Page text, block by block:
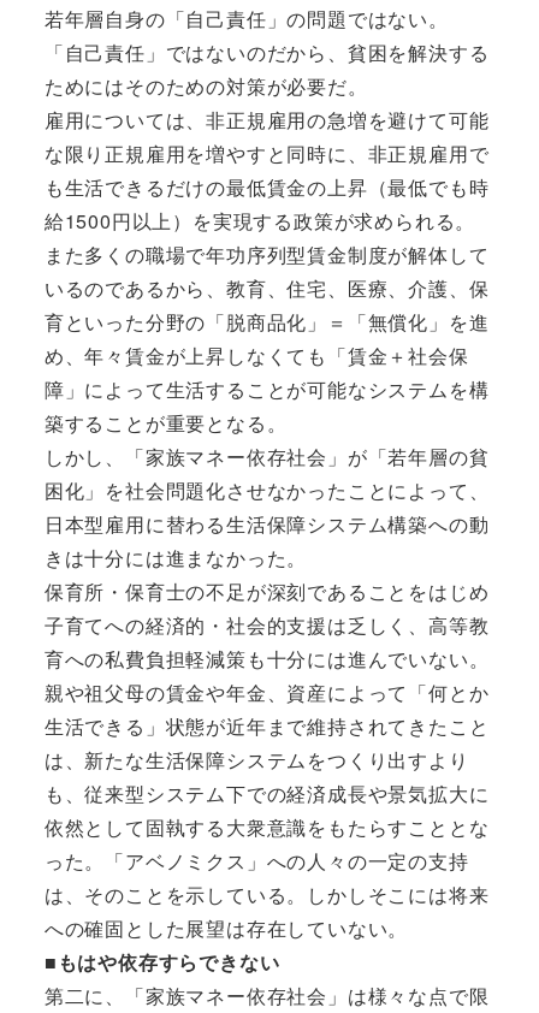
若年層自身の「自己責任」の問題ではない。
「自己責任」ではないのだから、貧困を解決する
ためにはそのための対策が必要だ。
雇用については、非正規雇用の急増を避けて可能
な限り正規雇用を増やすと同時に、非正規雇用で
も生活できるだけの最低賃金の上昇（最低でも時
給1500円以上）を実現する政策が求められる。
また多くの職場で年功序列型賃金制度が解体して
いるのであるから、教育、住宅、医療、介護、保
育といった分野の「脱商品化」＝「無償化」を進
め、年々賃金が上昇しなくても「賃金＋社会保
障」によって生活することが可能なシステムを構
築することが重要となる。
しかし、「家族マネー依存社会」が「若年層の貧
困化」を社会問題化させなかったことによって、
日本型雇用に替わる生活保障システム構築への動
きは十分には進まなかった。
保育所・保育士の不足が深刻であることをはじめ
子育てへの経済的・社会的支援は乏しく、高等教
育への私費負担軽減策も十分には進んでいない。
親や祖父母の賃金や年金、資産によって「何とか
生活できる」状態が近年まで維持されてきたこと
は、新たな生活保障システムをつくり出すより
も、従来型システム下での経済成長や景気拡大に
依然として固執する大衆意識をもたらすこととな
った。「アベノミクス」への人々の一定の支持
は、そのことを示している。しかしそこには将来
への確固とした展望は存在していない。
■もはや依存すらできない
第二に、「家族マネー依存社会」は様々な点で限